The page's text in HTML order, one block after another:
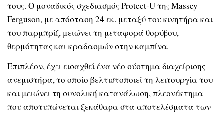
τους. Ο μοναδικός σχεδιασμός Protect-U της Massey
Ferguson, με απόσταση 24 εκ. μεταξύ του κινητήρα και
του παρμπρίζ, μειώνει τη μεταφορά θορύβου,
θερμότητας και κραδασμών στην καμπίνα.
Επιπλέον, έχει εισαχθεί ένα νέο σύστημα διαχείρισης
ανεμιστήρα, το οποίο βελτιστοποιεί τη λειτουργία του
και μειώνει τη συνολική κατανάλωση, πλεονέκτημα
που αποτυπώνεται ξεκάθαρα στα αποτελέσματα των